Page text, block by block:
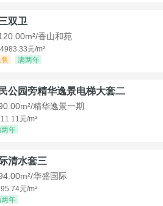
双卫
香山和苑
4983.33元/m²
满两年
公园旁精华逸景电梯大套二
精华逸景一期
元/m²
两年
清水套三
华盛国际
元/m²
两年